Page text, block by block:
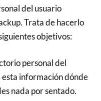
del usuario
Trata de hacerlo
objetivos:
personal del
información dónde
nada por sentado.